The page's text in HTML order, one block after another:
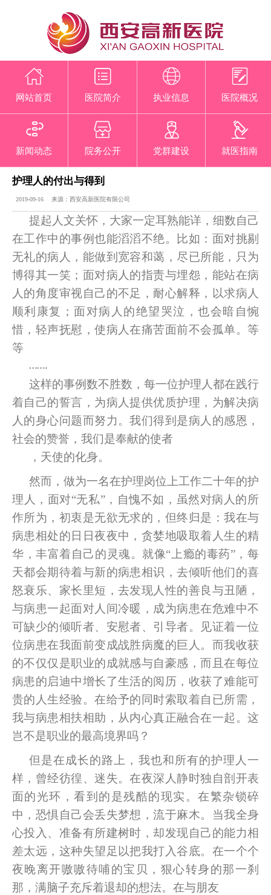
网站首页 医院简介 执业信息 医院概况
新闻动态 院务公开 党群建设 就医指南
护理人的付出与得到
2019-09-16 来源：西安高新医院有限公司
提起人文关怀，大家一定耳熟能详，细数自己
在工作中的事例也能滔滔不绝。比如：面对挑剔
无礼的病人，能做到宽容和蔼，尽已所能，只为
博得其一笑；面对病人的指责与埋怨，能站在病
人的角度审视自己的不足，耐心解释，以求病人
顺利康复；面对病人的绝望哭泣，也会暗自惋
惜，轻声抚慰，使病人在痛苦面前不会孤单。等
等
…….
这样的事例数不胜数，每一位护理人都在践行
着自己的誓言，为病人提供优质护理，为解决病
人的身心问题而努力。我们得到是病人的感恩，
社会的赞誉，我们是奉献的使者
，天使的化身。
然而，做为一名在护理岗位上工作二十年的护
理人，面对“无私”，自愧不如，虽然对病人的所
作所为，初衷是无欲无求的，但终归是：我在与
病患相处的日日夜夜中，贪婪地吸取着人生的精
华，丰富着自己的灵魂。就像“上瘾的毒药”，每
天都会期待着与新的病患相识，去倾听他们的喜
怒衰乐、家长里短，去发现人性的善良与丑陋，
与病患一起面对人间冷暖，成为病患在危难中不
可缺少的倾听者、安慰者、引导者。见证着一位
位病患在我面前变成战胜病魔的巨人。而我收获
的不仅仅是职业的成就感与自豪感，而且在每位
病患的启迪中增长了生活的阅历，收获了难能可
贵的人生经验。在给予的同时索取着自已所需，
我与病患相扶相助，从内心真正融合在一起。这
岂不是职业的最高境界吗？
但是在成长的路上，我也和所有的护理人一
样，曾经彷徨、迷失。在夜深人静时独自剖开表
面的光环，看到的是残酷的现实。在繁杂锁碎
中，恐惧自己会丢失梦想，流于麻木。当我全身
心投入、准备有所建树时，却发现自己的能力相
差太远，这种失望足以把我打入谷底。在一个个
夜晚离开嗷嗷待哺的宝贝，狠心转身的那一刹
那，满脑子充斥着退却的想法。在与朋友